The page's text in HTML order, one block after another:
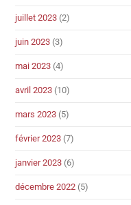
juillet 2023 (2)
juin 2023 (3)
mai 2023 (4)
avril 2023 (10)
mars 2023 (5)
février 2023 (7)
janvier 2023 (6)
décembre 2022 (5)